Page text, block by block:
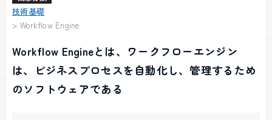
技術基礎
> Workflow Engine
Workflow Engineとは、ワークフローエンジン
は、ビジネスプロセスを自動化し、管理するため
のソフトウェアである